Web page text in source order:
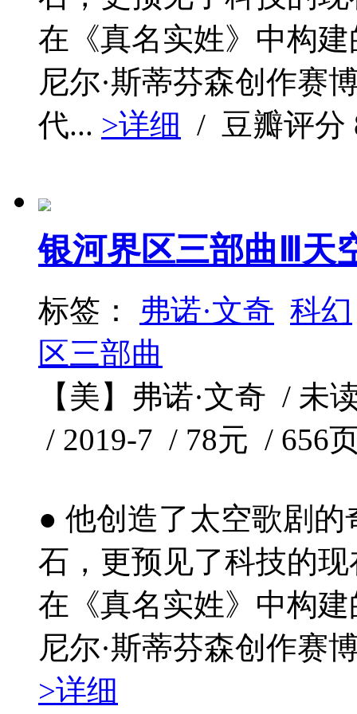
在《真名实姓》中构
尼尔·斯蒂芬森创作赛
代... >详细 / 豆瓣评分
银河界区三部曲Ⅲ天
标签： 弗诺·文奇 科幻
区三部曲
【美】弗诺·文奇 / 未
/ 2019-7 / 78元 / 656
● 他创造了太空歌剧
石，更预见了科技的
在《真名实姓》中构
尼尔·斯蒂芬森创作赛
>详细